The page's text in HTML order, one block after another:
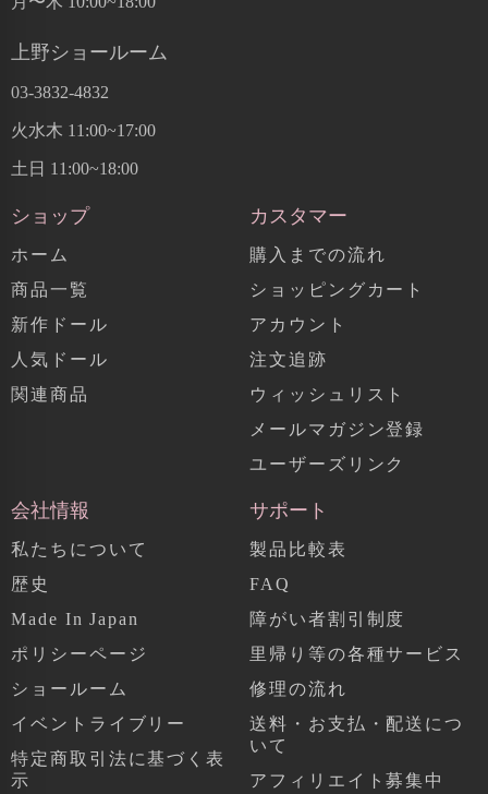
上野ショールーム
03-3832-4832
火水木 11:00~17:00
土日 11:00~18:00
ショップ
ホーム
商品一覧
新作ドール
人気ドール
関連商品
カスタマー
購入までの流れ
ショッピングカート
アカウント
注文追跡
ウィッシュリスト
メールマガジン登録
ユーザーズリンク
会社情報
私たちについて
歴史
Made In Japan
ポリシーページ
ショールーム
イベントライブリー
特定商取引法に基づく表
示
サポート
製品比較表
FAQ
障がい者割引制度
里帰り等の各種サービス
修理の流れ
送料・お支払・配送につ
いて
アフィリエイト募集中